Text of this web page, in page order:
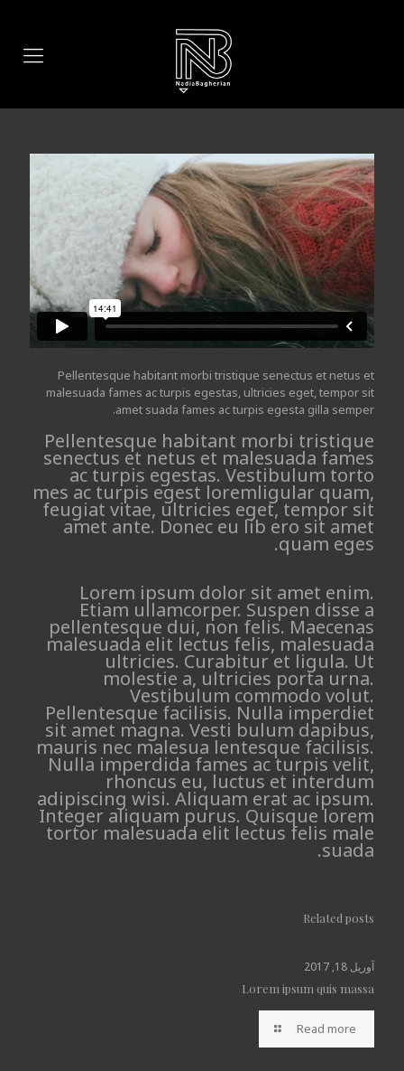
Pellentesque habitant morbi tristique senectus et netus et
malesuada fames ac turpis egestas, ultricies eget, tempor sit
amet suada fames ac turpis egesta gilla semper.
Pellentesque habitant morbi tristique
senectus et netus et malesuada fames
ac turpis egestas. Vestibulum torto
mes ac turpis egest loremligular quam,
feugiat vitae, ultricies eget, tempor sit
amet ante. Donec eu lib ero sit amet
quam eges.
Lorem ipsum dolor sit amet enim.
Etiam ullamcorper. Suspen disse a
pellentesque dui, non felis. Maecenas
malesuada elit lectus felis, malesuada
ultricies. Curabitur et ligula. Ut
molestie a, ultricies porta urna.
Vestibulum commodo volut.
Pellentesque facilisis. Nulla imperdiet
sit amet magna. Vesti bulum dapibus,
mauris nec malesua lentesque facilisis.
Nulla imperdida fames ac turpis velit,
rhoncus eu, luctus et interdum
adipiscing wisi. Aliquam erat ac ipsum.
Integer aliquam purus. Quisque lorem
tortor malesuada elit lectus felis male
suada.
Related posts
آوریل 18, 2017
Lorem ipsum quis massa
Read more